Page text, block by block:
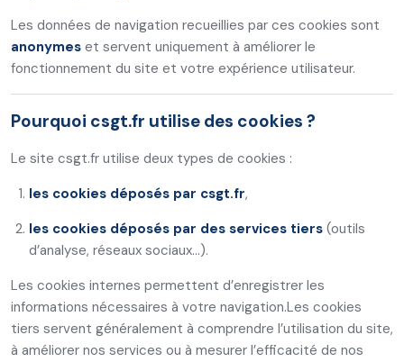
Les données de navigation recueillies par ces cookies sont
anonymes et servent uniquement à améliorer le
fonctionnement du site et votre expérience utilisateur.
Pourquoi csgt.fr utilise des cookies ?
Le site csgt.fr utilise deux types de cookies :
les cookies déposés par csgt.fr,
les cookies déposés par des services tiers (outils
d’analyse, réseaux sociaux…).
Les cookies internes permettent d’enregistrer les
informations nécessaires à votre navigation.Les cookies
tiers servent généralement à comprendre l’utilisation du site,
à améliorer nos services ou à mesurer l’efficacité de nos